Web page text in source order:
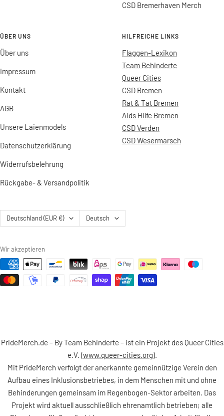
CSD Bremerhaven Merch
ÜBER UNS
Über uns
Impressum
Kontakt
AGB
Unsere Laienmodels
Datenschutzerklärung
Widerrufsbelehrung
Rückgabe- & Versandpolitik
HILFREICHE LINKS
Flaggen-Lexikon
Team Behinderte
Queer Cities
CSD Bremen
Rat & Tat Bremen
Aids Hilfe Bremen
CSD Verden
CSD Wesermarsch
Land/Region
Deutschland (EUR €) Sprache
Deutsch
Wir akzeptieren
PrideMerch.de – By Team Behinderte – ist ein Projekt des Queer Cities
e.V. (www.queer-cities.org).
Mit PrideMerch verfolgt der anerkannte gemeinnützige Verein den
Aufbau eines Inklusionsbetriebes, in dem Menschen mit und ohne
Behinderungen gemeinsam im Regenbogen-Sektor arbeiten. Das
Projekt wird aktuell ausschließlich ehrenamtlich betrieben; alle